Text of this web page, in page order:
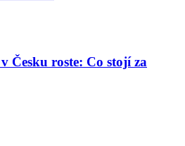
Česku roste: Co stojí za